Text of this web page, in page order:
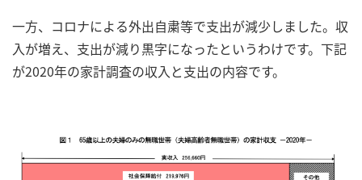
一方、コロナによる外出自粛等で支出が減少しました。収
入が増え、支出が減り黒字になったというわけです。下記
が2020年の家計調査の収入と支出の内容です。